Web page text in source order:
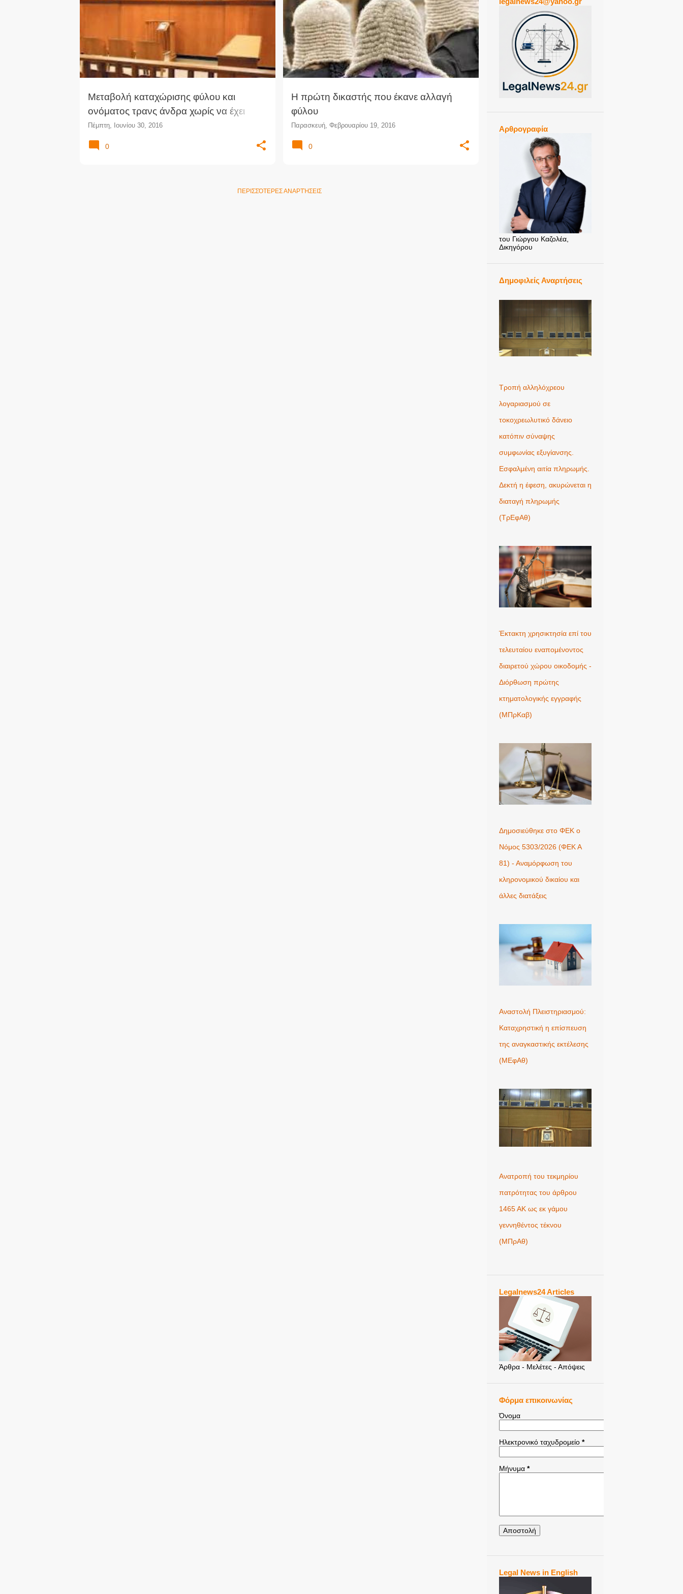
ρ
ή
σ
Μεταβολή καταχώρισης φύλου και
ονόματος τρανς άνδρα χωρίς να έχει
προηγηθεί χειρουργική επέμβαση
(Ειρ.Αθ.)
Πέμπτη, Ιουνίου 30, 2016
ΑΛΛΑΓΉ ΦΎΛΟΥ ΔΙΕΜΦΥΛΙΚΌΣ ΔΙΚΑΣΤΙΚΉ ΑΠΌΦΑΣΗ
ΚΑΤΑΧΏΡΙΣΗ ΦΎΛΟΥ
0
Η πρώτη δικαστής που έκανε αλλαγή
φύλου
Παρασκευή, Φεβρουαρίου 19, 2016
ΑΛΛΑΓΉ ΦΎΛΟΥ ΒΡΕΤΑΝΊΑ ΔΙΕΘΝΕΊΣ ΕΙΔΉΣΕΙΣ
ΔΙΕΜΦΥΛΙΚΌΣ ΔΙΚΑΣΤΈΣ +
ΔΙΚΑΣΤΉΣ
0
ΠΕΡΙΣΣΌΤΕΡΕΣ ΑΝΑΡΤΉΣΕΙΣ
Αρθρογραφία
του Γιώργου Καζολέα,
Δικηγόρου
Δημοφιλείς Αναρτήσεις
Τροπή αλληλόχρεου
λογαριασμού σε
τοκοχρεωλυτικό δάνειο
κατόπιν σύναψης
συμφωνίας εξυγίανσης.
Εσφαλμένη αιτία πληρωμής.
Δεκτή η έφεση, ακυρώνεται η
διαταγή πληρωμής
(ΤρΕφΑθ)
Έκτακτη χρησικτησία επί του
τελευταίου εναπομένοντος
διαιρετού χώρου οικοδομής -
Διόρθωση πρώτης
κτηματολογικής εγγραφής
(ΜΠρΚαβ)
Δημοσιεύθηκε στο ΦΕΚ ο
Νόμος 5303/2026 (ΦΕΚ Α
81) - Αναμόρφωση του
κληρονομικού δικαίου και
άλλες διατάξεις
Αναστολή Πλειστηριασμού:
Καταχρηστική η επίσπευση
της αναγκαστικής εκτέλεσης
(ΜΕφΑθ)
Ανατροπή του τεκμηρίου
πατρότητας του άρθρου
1465 ΑΚ ως εκ γάμου
γεννηθέντος τέκνου
(MΠρΑθ)
Legalnews24 Articles
Άρθρα - Μελέτες - Απόψεις
Φόρμα επικοινωνίας
Όνομα
Ηλεκτρονικό ταχυδρομείο *
Μήνυμα *
Legal News in English